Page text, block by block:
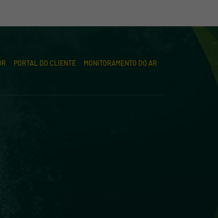
PORTAL DO CLIENTE MONITORAMENTO DO AR